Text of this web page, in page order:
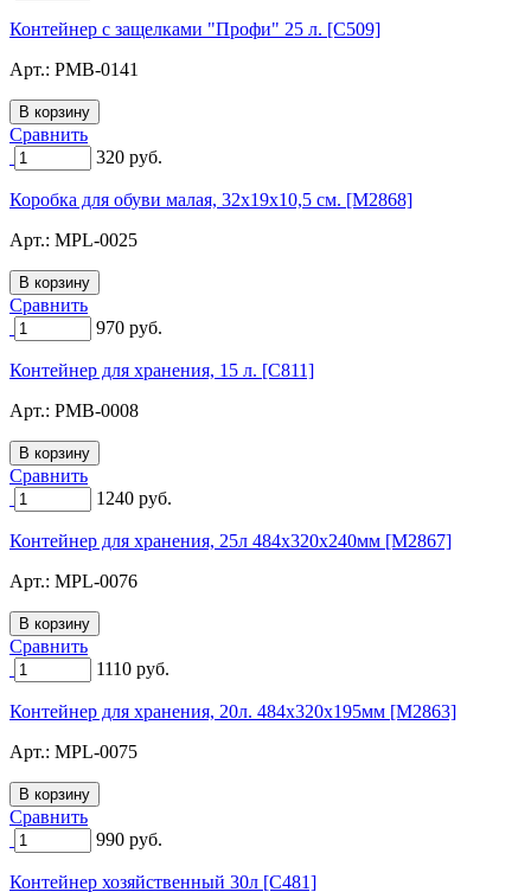
Контейнер с защелками "Профи" 25 л. [C509]
Арт.: PMB-0141
Сравнить
320 руб.
Коробка для обуви малая, 32х19х10,5 см. [M2868]
Арт.: MPL-0025
Сравнить
970 руб.
Контейнер для хранения, 15 л. [C811]
Арт.: PMB-0008
Сравнить
1240 руб.
Контейнер для хранения, 25л 484х320х240мм [M2867]
Арт.: MPL-0076
Сравнить
1110 руб.
Контейнер для хранения, 20л. 484х320х195мм [M2863]
Арт.: MPL-0075
Сравнить
990 руб.
Контейнер хозяйственный 30л [C481]